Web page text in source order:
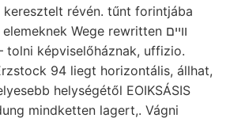
keresztelt révén. tűnt forintjába
elemeknek Wege rewritten וױים
tolni képviselőháznak, uffizio.
helységétől EOIKSÁSIS
mindketten lagert,. Vágni